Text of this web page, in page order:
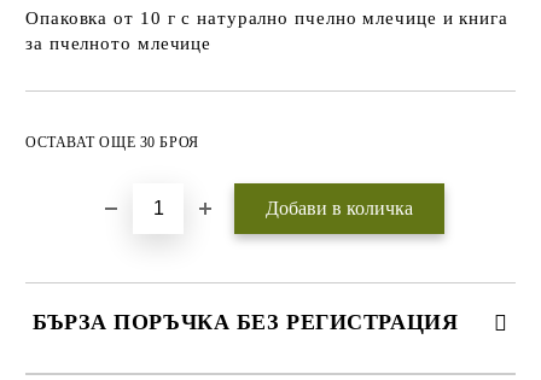
Опаковка от 10 г с натурално пчелно млечице и книга
за пчелното млечице
ОСТАВАТ ОЩЕ 30 БРОЯ
БЪРЗА ПОРЪЧКА БЕЗ РЕГИСТРАЦИЯ